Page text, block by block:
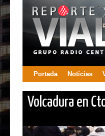
Portada Noticias
Volcadura en